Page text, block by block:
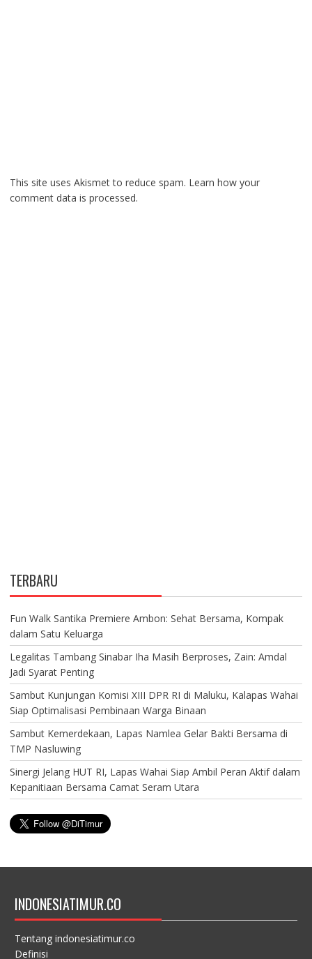
This site uses Akismet to reduce spam. Learn how your
comment data is processed.
TERBARU
Fun Walk Santika Premiere Ambon: Sehat Bersama, Kompak
dalam Satu Keluarga
Legalitas Tambang Sinabar Iha Masih Berproses, Zain: Amdal
Jadi Syarat Penting
Sambut Kunjungan Komisi XIII DPR RI di Maluku, Kalapas Wahai
Siap Optimalisasi Pembinaan Warga Binaan
Sambut Kemerdekaan, Lapas Namlea Gelar Bakti Bersama di
TMP Nasluwing
Sinergi Jelang HUT RI, Lapas Wahai Siap Ambil Peran Aktif dalam
Kepanitiaan Bersama Camat Seram Utara
INDONESIATIMUR.CO
Tentang indonesiatimur.co
Definisi